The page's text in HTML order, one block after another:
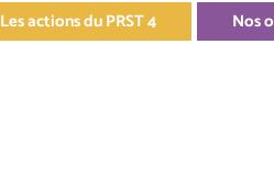
Les actions du PRST 4 Nos